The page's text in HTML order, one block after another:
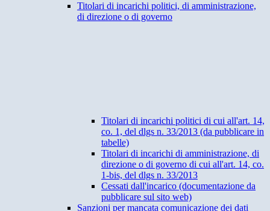
Titolari di incarichi politici, di amministrazione,
di direzione o di governo
Titolari di incarichi politici di cui all'art. 14,
co. 1, del dlgs n. 33/2013 (da pubblicare in
tabelle)
Titolari di incarichi di amministrazione, di
direzione o di governo di cui all'art. 14, co.
1-bis, del dlgs n. 33/2013
Cessati dall'incarico (documentazione da
pubblicare sul sito web)
Sanzioni per mancata comunicazione dei dati